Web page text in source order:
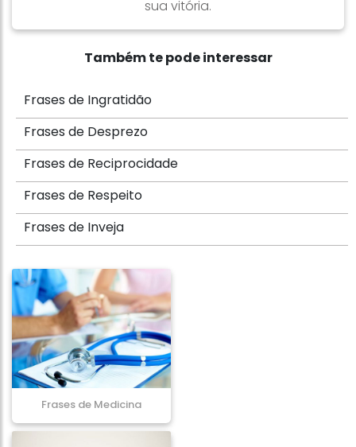
sua vitória.
Também te pode interessar
Frases de Ingratidão
Frases de Desprezo
Frases de Reciprocidade
Frases de Respeito
Frases de Inveja
Frases de Medicina